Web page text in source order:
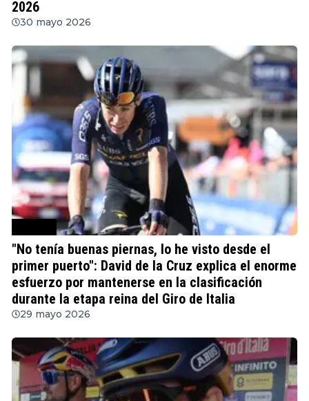
2026
30 mayo 2026
"No tenía buenas piernas, lo he visto desde el
primer puerto": David de la Cruz explica el enorme
esfuerzo por mantenerse en la clasificación
durante la etapa reina del Giro de Italia
29 mayo 2026